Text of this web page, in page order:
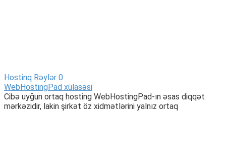
Hostinq Rəylər 0
WebHostingPad xülasəsi
Cibə uyğun ortaq hosting WebHostingPad-ın əsas diqqət
mərkəzidir, lakin şirkət öz xidmətlərini yalnız ortaq